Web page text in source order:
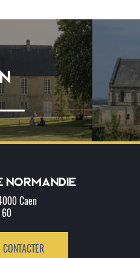
normandie
Caen
60
CONTACTER